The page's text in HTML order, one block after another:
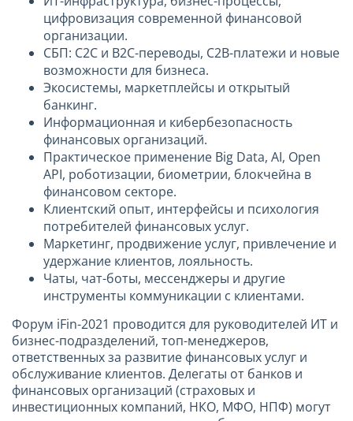
цифровизация современной финансовой
организации.
СБП: C2C и B2C-переводы, C2B-платежи и новые
возможности для бизнеса.
Экосистемы, маркетплейсы и открытый
банкинг.
Информационная и кибербезопасность
финансовых организаций.
Практическое применение Big Data, AI, Open
API, роботизации, биометрии, блокчейна в
финансовом секторе.
Клиентский опыт, интерфейсы и психология
потребителей финансовых услуг.
Маркетинг, продвижение услуг, привлечение и
удержание клиентов, лояльность.
Чаты, чат-боты, мессенджеры и другие
инструменты коммуникации с клиентами.
Форум iFin-2021 проводится для руководителей ИТ и
бизнес-подразделений, топ-менеджеров,
ответственных за развитие финансовых услуг и
обслуживание клиентов. Делегаты от банков и
финансовых организаций (страховых и
инвестиционных компаний, НКО, МФО, НПФ) могут